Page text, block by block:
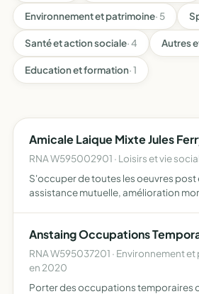
Environnement et patrimoine· 5
Santé et action sociale· 4 Autres
Education et formation· 1
Amicale Laique Mixte Jules
RNA W595002901 · Loisirs et vie
S'occuper de toutes les oeuvres post
assistance mutuelle, amélioration
fêtes, jeux etc..…
Anstaing Occupations
RNA W595037201 · Environnement
en 2020
Porter des occupations temporaires